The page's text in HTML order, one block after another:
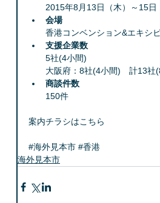
2015年8月13日（木）～15日
会場
香港コンベンション&エキシ
支援企業数
5社(4小間)
大阪府：8社(4小間)　計13社
商談件数
150件
案内チラシはこちら
#海外見本市 #香港
海外見本市